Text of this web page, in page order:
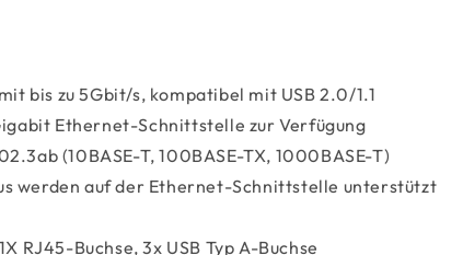
bis zu 5Gbit/s, kompatibel mit USB 2.0/1.1
Ethernet-Schnittstelle zur Verfügung
(10BASE-T, 100BASE-TX, 1000BASE-T)
werden auf der Ethernet-Schnittstelle unterstützt
RJ45-Buchse, 3x USB Typ A-Buchse